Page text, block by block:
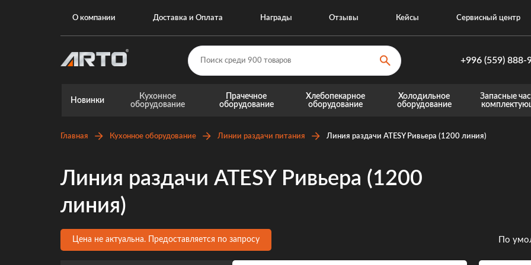
О компании Доставка и Оплата Награды Отзывы Кейсы Сервисный центр
+996 (559) 888-
+996 (559)
Новинки
Кухонное
оборудование
Прачечное
оборудование
Хлебопекарное
оборудование
Холодильное
оборудование
Запасные
Главная Кухонное оборудование Линии раздачи питания Линия раздачи ATESY Ривьера (1200 линия)
Линия раздачи ATESY Ривьера (1200
линия)
Цена не актуальна. Предоставляется по запросу По